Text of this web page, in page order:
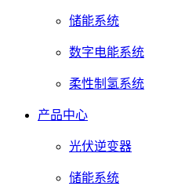
储能系统
数字电能系统
柔性制氢系统
产品中心
光伏逆变器
储能系统